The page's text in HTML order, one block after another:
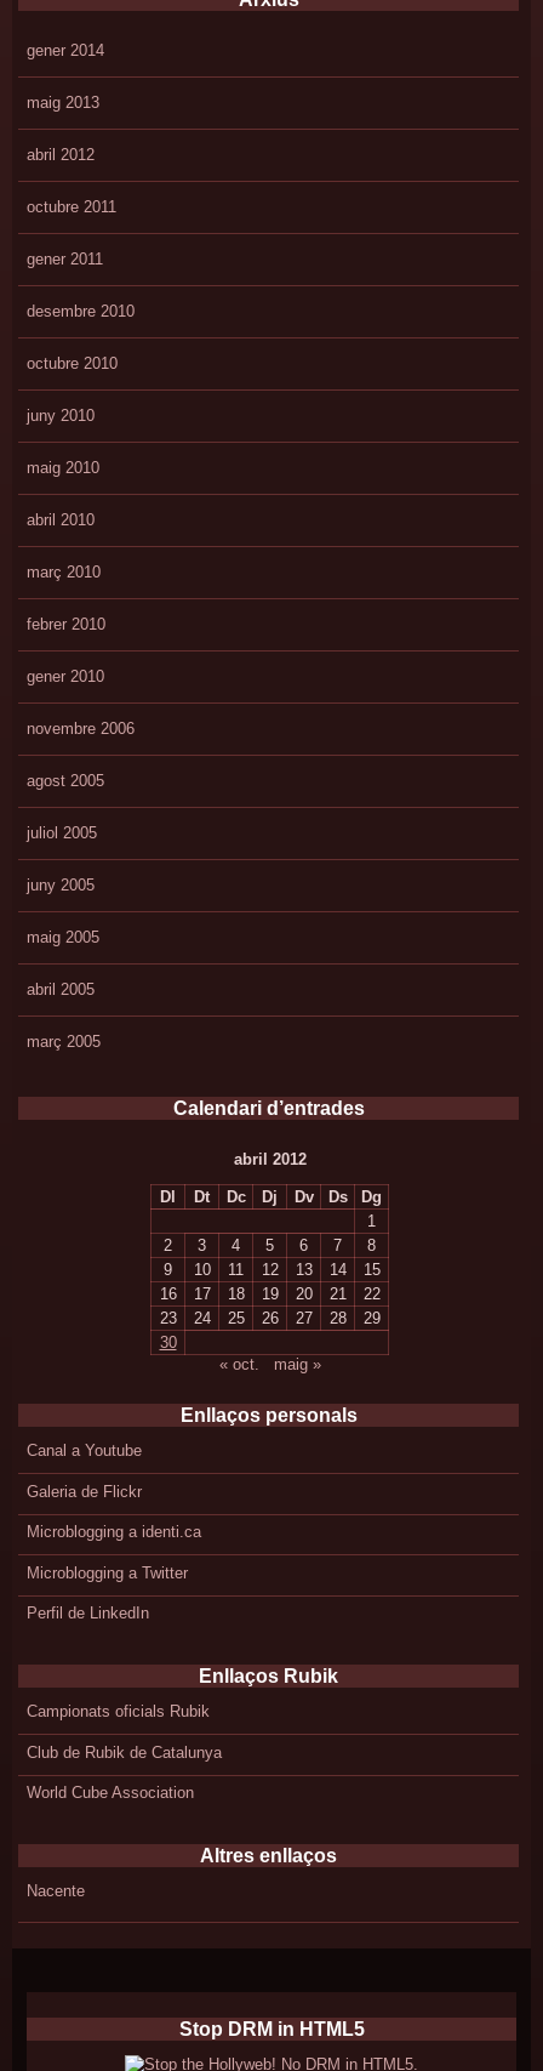
gener 2014
maig 2013
abril 2012
octubre 2011
gener 2011
desembre 2010
octubre 2010
juny 2010
maig 2010
abril 2010
març 2010
febrer 2010
gener 2010
novembre 2006
agost 2005
juliol 2005
juny 2005
maig 2005
abril 2005
març 2005
Calendari d’entrades
abril 2012
Dl Dt Dc Dj Dv Ds
Dg
1
2
3 4 5 6 7
8
9
10 11 12 13 14
15
16
17 18 19 20 21
22
23
24 25 26 27 28
29
30
« oct.
maig »
Enllaços personals
Canal a Youtube
Galeria de Flickr
Microblogging a identi.ca
Microblogging a Twitter
Perfil de LinkedIn
Enllaços Rubik
Campionats oficials Rubik
Club de Rubik de Catalunya
World Cube Association
Altres enllaços
Nacente
Stop DRM in HTML5